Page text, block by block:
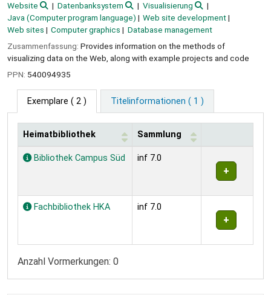
Website
Datenbanksystem
Visualisierung
Java (Computer program language)
Web site development
Web sites
Computer graphics
Database management
Zusammenfassung: Provides information on the methods of
visualizing data on the Web, along with example projects and code
PPN: 540094935
Exemplare ( 2 ) Titelinformationen ( 1 )
Exemplare
Heimatbibliothek Sammlung
Bibliothek Campus Süd inf 7.0
Fachbibliothek HKA inf 7.0
Anzahl Vormerkungen: 0